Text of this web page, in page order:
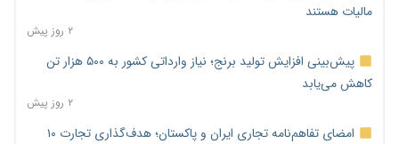
مالیات هستند
۲ روز پیش
پیش‌بینی افزایش تولید برنج؛ نیاز وارداتی کشور به ۵۰۰ هزار تن
کاهش می‌یابد
۲ روز پیش
امضای تفاهم‌نامه تجاری ایران و پاکستان؛ هدف‌گذاری تجارت ۱۰